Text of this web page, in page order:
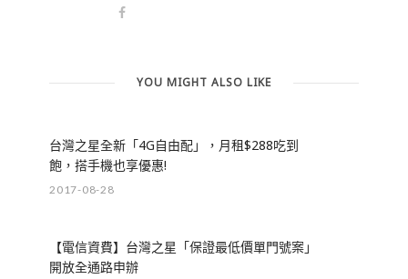
YOU MIGHT ALSO LIKE
台灣之星全新「4G自由配」，月租$288吃到
飽，搭手機也享優惠!
2017-08-28
【電信資費】台灣之星「保證最低價單門號案」
開放全通路申辦